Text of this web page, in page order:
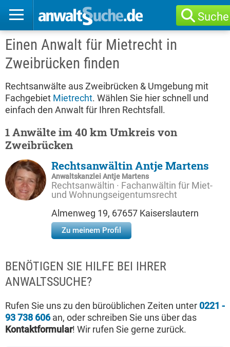
Suche
Einen Anwalt für Mietrecht in
Zweibrücken finden
Rechtsanwälte aus Zweibrücken & Umgebung mit
Fachgebiet Mietrecht. Wählen Sie hier schnell und
einfach den Anwalt für Ihren Rechtsfall.
1 Anwälte im 40 km Umkreis von
Zweibrücken
Rechtsanwältin Antje Martens
Anwaltskanzlei Antje Martens
Rechtsanwältin · Fachanwältin für Miet-
und Wohnungseigentumsrecht
Almenweg 19, 67657 Kaiserslautern
Zu meinem Profil
BENÖTIGEN SIE HILFE BEI IHRER
ANWALTSSUCHE?
Rufen Sie uns zu den büroüblichen Zeiten unter 0221 -
93 738 606an, oder schreiben Sie uns über das
Kontaktformular! Wir rufen Sie gerne zurück.